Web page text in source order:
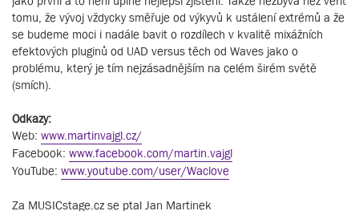
tomu, že vývoj vždycky směřuje od výkyvů k ustálení extrémů a že
se budeme moci i nadále bavit o rozdílech v kvalitě mixážních
efektových pluginů od UAD versus těch od Waves jako o
problému, který je tím nejzásadnějším na celém širém světě
(smích).
Odkazy:
Web: www.martinvajgl.cz/
Facebook: www.facebook.com/martin.vajgl
YouTube: www.youtube.com/user/Waclove
Za MUSICstage.cz se ptal Jan Martinek